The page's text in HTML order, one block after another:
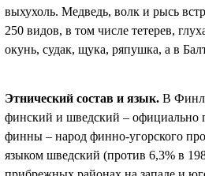
выхухоль. Медведь, волк и рысь
250 видов, в том числе тетерев,
окунь, судак, щука, ряпушка, а в
Этнический состав и язык. В
финский и шведский – официально
финны – народ финно-угорского
языком шведский (против 6,3% в